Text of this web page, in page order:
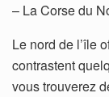
– La Corse du
Le nord de l’île
contrastent
vous trouverez